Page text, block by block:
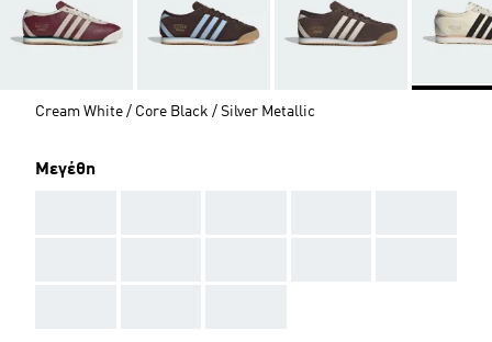
Cream White / Core Black / Silver Metallic
Μεγέθη